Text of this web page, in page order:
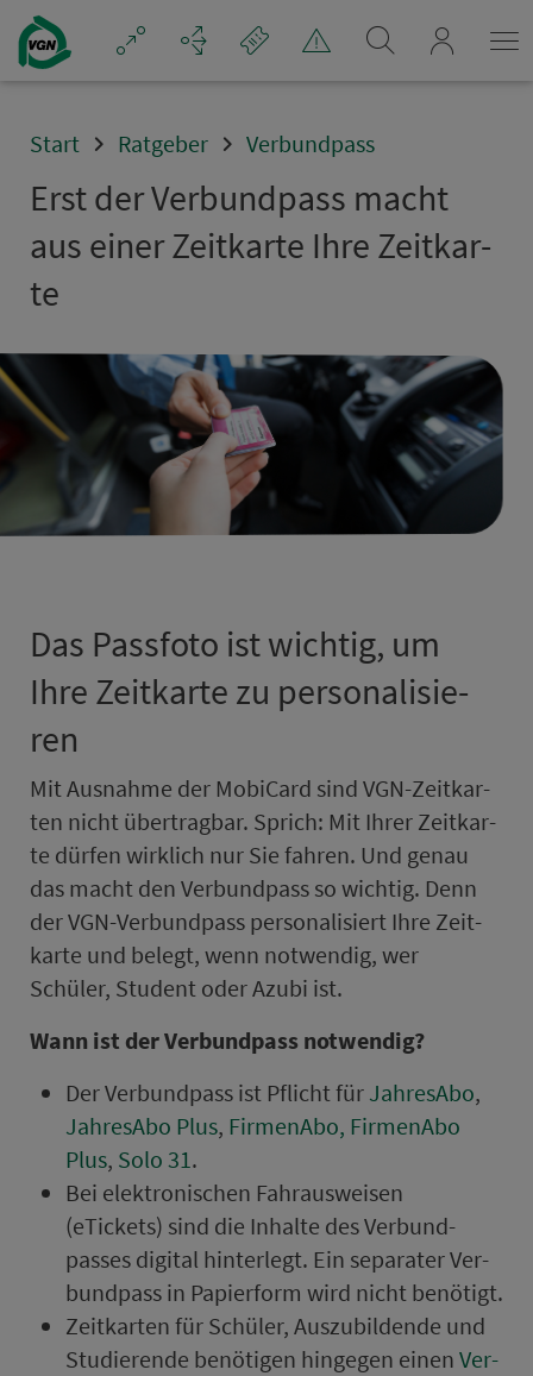
Navigation überspringen
Start Ratgeber Verbundpass
Erst der Ver­bund­pass macht
aus einer Zeit­kar­te Ihre Zeit­kar­
te
Das Pass­foto ist wichtig, um
Ihre Zeit­kar­te zu per­so­na­li­sie­
ren
Mit Aus­nah­me der MobiCard sind VGN-Zeit­kar­
ten nicht über­trag­bar. Sprich: Mit Ihrer Zeit­kar­
te dürfen wirklich nur Sie fahren. Und genau
das macht den Ver­bund­pass so wichtig. Denn
der VGN-Ver­bund­pass per­so­na­li­siert Ihre Zeit­
kar­te und belegt, wenn not­wen­dig, wer
Schüler, Student oder Azubi ist.
Wann ist der Ver­bund­pass not­wen­dig?
Der Ver­bund­pass ist Pflicht für JahresAbo,
JahresAbo Plus, FirmenAbo, FirmenAbo
Plus, Solo 31.
Bei elek­tro­nischen Fahr­aus­weisen
(eTickets) sind die Inhalte des Ver­bund­
passes digital hinterlegt. Ein separater Ver­
bund­pass in Papierform wird nicht be­nö­tigt.
Zeit­kar­ten für Schüler, Aus­zu­bil­den­de und
Stu­die­rende be­nö­ti­gen hingegen einen Ver­